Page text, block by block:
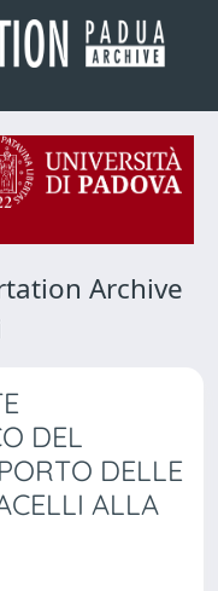
Archive
DEL
DELLE
ALLA